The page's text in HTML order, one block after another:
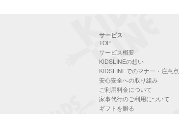
サービス
TOP
サービス概要
KIDSLINEの想い
KIDSLINEでのマナー・注意点
安心安全への取り組み
ご利用料金について
家事代行のご利用について
ギフトを贈る